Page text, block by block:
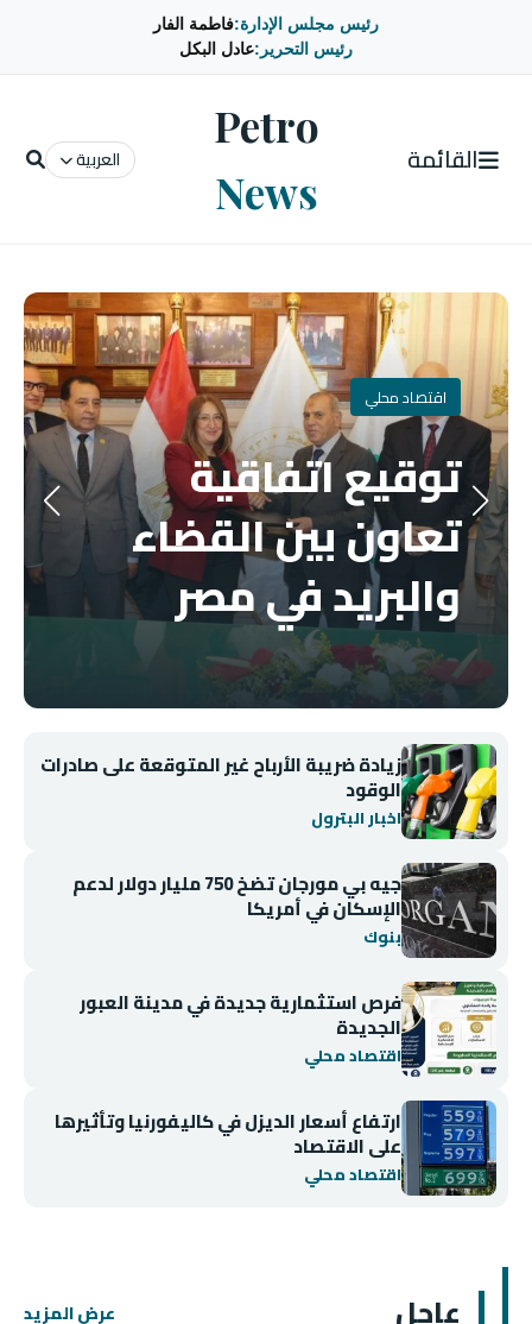
رئيس مجلس الإدارة:فاطمة الفار
رئيس التحرير:عادل البكل
القائمة
Petro
News
العربية
اقتصاد محلي
توقيع اتفاقية
تعاون بين القضاء
والبريد في مصر
زيادة ضريبة الأرباح غير المتوقعة على صادرات
الوقود
اخبار البترول
جيه بي مورجان تضخ 750 مليار دولار لدعم
الإسكان في أمريكا
بنوك
فرص استثمارية جديدة في مدينة العبور
الجديدة
اقتصاد محلي
ارتفاع أسعار الديزل في كاليفورنيا وتأثيرها
على الاقتصاد
اقتصاد محلي
عاجل عرض المزيد